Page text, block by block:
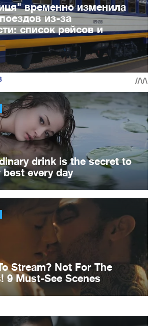
временно изменила
из-за
список рейсов и